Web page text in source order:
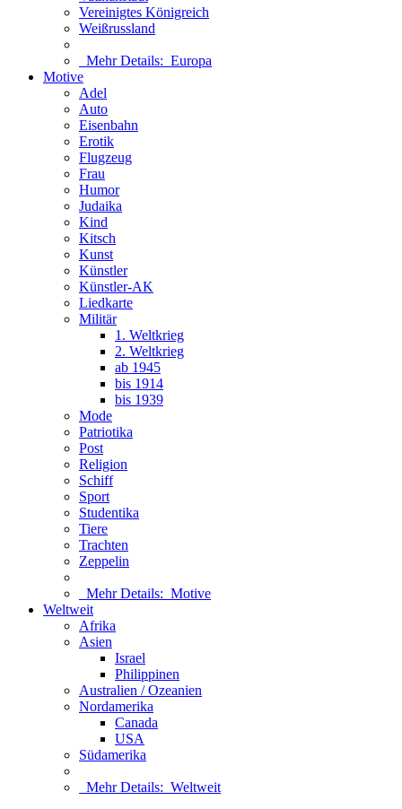
Vereinigtes Königreich
Weißrussland
Mehr Details: Europa
Motive
Adel
Auto
Eisenbahn
Erotik
Flugzeug
Frau
Humor
Judaika
Kind
Kitsch
Kunst
Künstler
Künstler-AK
Liedkarte
Militär
1. Weltkrieg
2. Weltkrieg
ab 1945
bis 1914
bis 1939
Mode
Patriotika
Post
Religion
Schiff
Sport
Studentika
Tiere
Trachten
Zeppelin
Mehr Details: Motive
Weltweit
Afrika
Asien
Israel
Philippinen
Australien / Ozeanien
Nordamerika
Canada
USA
Südamerika
Mehr Details: Weltweit